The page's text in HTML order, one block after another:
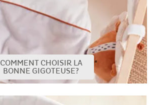
COMMENT CHOISIR LA
BONNE GIGOTEUSE?